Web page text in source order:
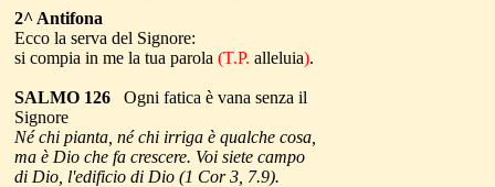
2^ Antifona
Ecco la serva del Signore:
si compia in me la tua parola (T.P. alleluia).
SALMO 126 Ogni fatica è vana senza il
Signore
Né chi pianta, né chi irriga è qualche cosa,
ma è Dio che fa crescere. Voi siete campo
di Dio, l'edificio di Dio (1 Cor 3, 7.9).